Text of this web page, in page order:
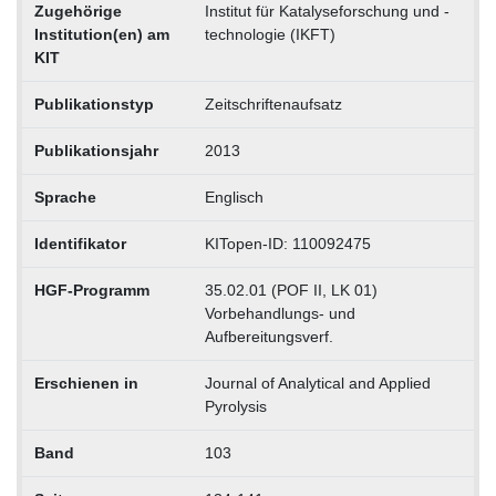
Zugehörige
Institution(en) am
KIT
Institut für Katalyseforschung und -
technologie (IKFT)
Publikationstyp Zeitschriftenaufsatz
Publikationsjahr 2013
Sprache Englisch
Identifikator KITopen-ID: 110092475
HGF-Programm
35.02.01 (POF II, LK 01)
Vorbehandlungs- und
Aufbereitungsverf.
Erschienen in
Journal of Analytical and Applied
Pyrolysis
Band 103